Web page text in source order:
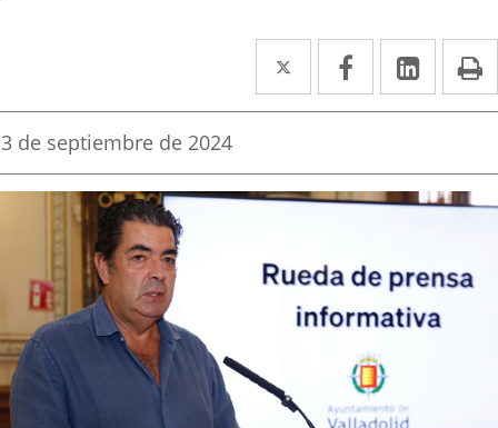
Twitter
Enlace
a
aplicación
externa.
Facebook
Enlace
a
aplicación
externa.
Enlace
a
Fecha
la
3 de septiembre de 2024